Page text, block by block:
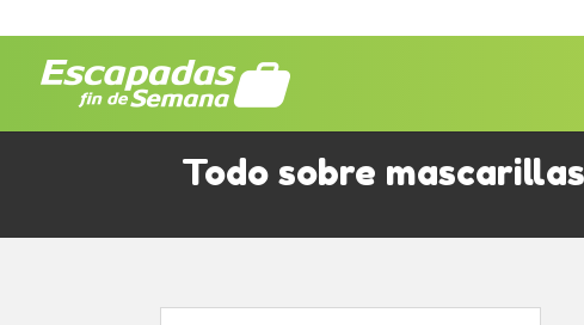
Todo sobre